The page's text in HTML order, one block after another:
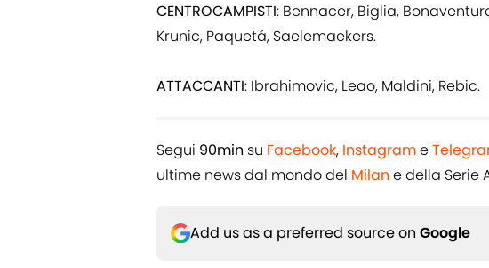
CENTROCAMPISTI: Bennacer, Biglia,
Krunic, Paquetá, Saelemaekers.
ATTACCANTI: Ibrahimovic, Leao, Maldini, Rebic.
Segui 90min su Facebook, Instagrame
ultime news dal mondo del Milan e della Serie
Add us as a preferred source on Google